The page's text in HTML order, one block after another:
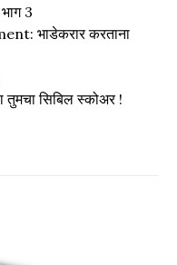
3
भाडेकरार करताना
तुमचा सिबिल स्कोअर !